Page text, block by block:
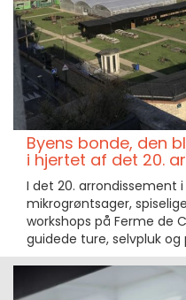
Byens bonde, den
i hjertet af det 20.
I det 20. arrondissement i
mikrogrøntsager,
workshops på Ferme de
guidede ture, selvpluk